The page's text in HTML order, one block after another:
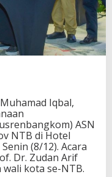
Iqbal,
ASN
NTB di Hotel
(8/12). Acara
Dr. Zudan Arif
kota se-NTB.